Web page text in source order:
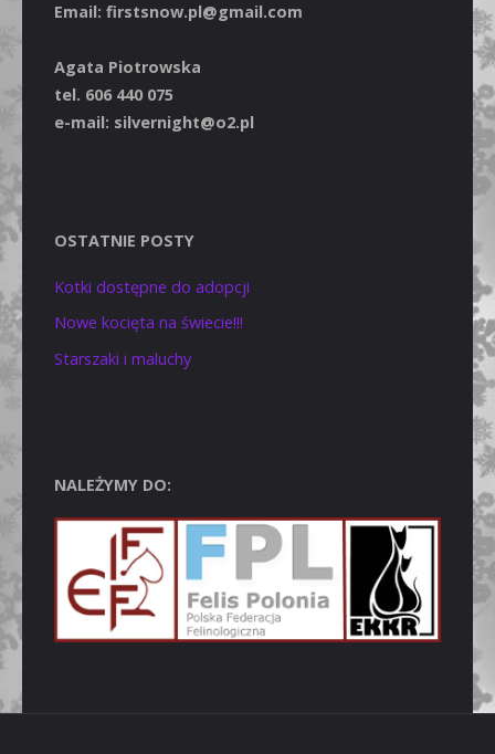
Email: firstsnow.pl@gmail.com
Agata Piotrowska
tel. 606 440 075
e-mail: silvernight@o2.pl
OSTATNIE POSTY
Kotki dostępne do adopcji
Nowe kocięta na świecie!!!
Starszaki i maluchy
NALEŻYMY DO: